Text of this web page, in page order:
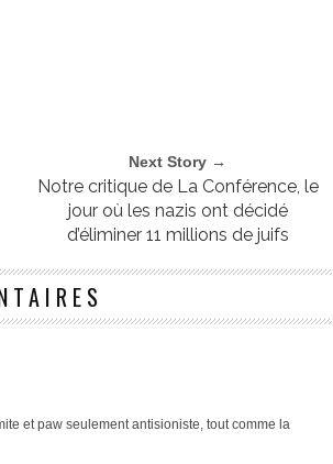
Next Story →
Notre critique de La Conférence, le
jour où les nazis ont décidé
d’éliminer 11 millions de juifs
et paw seulement antisioniste, tout comme la